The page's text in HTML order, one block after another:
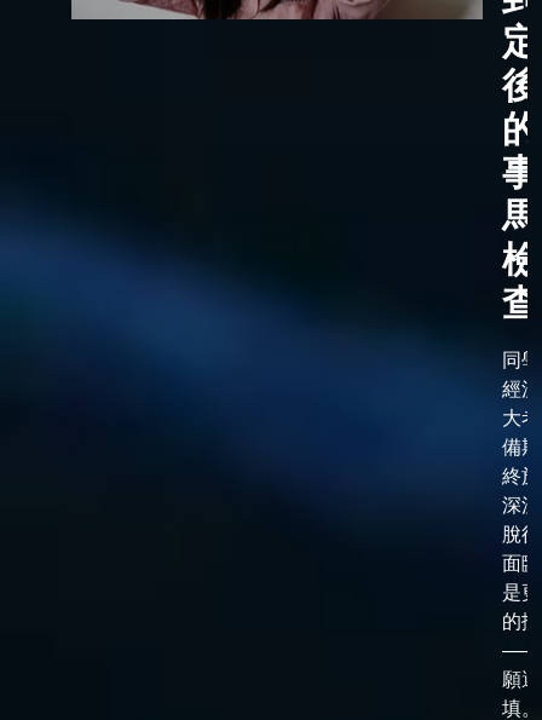
的
檢
同
經
大
備
終
深
脫
面
是
的
——
願選
填